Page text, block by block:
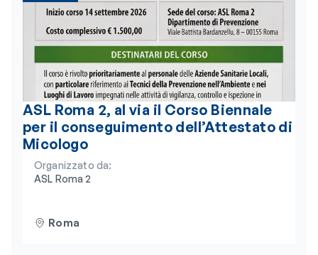
ASL Roma 2, al via il Corso Biennale
per il conseguimento dell’Attestato di
Micologo
Organizzato da:
ASL Roma 2
Roma